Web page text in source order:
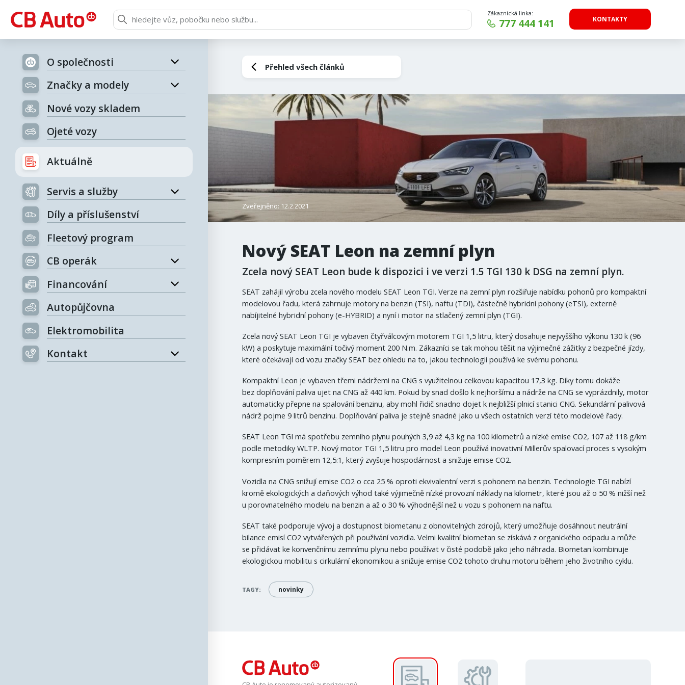
Zákaznická linka:
777 444 141 KONTAKTY
O společnosti
Značky a modely
Nové vozy skladem
Ojeté vozy
Aktuálně
Servis a služby
Díly a příslušenství
Fleetový program
CB operák
Financování
Autopůjčovna
Elektromobilita
Kontakt
Přehled všech článků
Zveřejněno: 12.2.2021
Nový SEAT Leon na zemní plyn
Zcela nový SEAT Leon bude k dispozici i ve verzi 1.5 TGI 130 k DSG na zemní plyn.
SEAT zahájil výrobu zcela nového modelu SEAT Leon TGI. Verze na zemní plyn rozšiřuje nabídku pohonů pro kompaktní
modelovou řadu, která zahrnuje motory na benzin (TSI), naftu (TDI), částečně hybridní pohony (eTSI), externě
nabíjitelné hybridní pohony (e-HYBRID) a nyní i motor na stlačený zemní plyn (TGI).
Zcela nový SEAT Leon TGI je vybaven čtyřválcovým motorem TGI 1,5 litru, který dosahuje nejvyššího výkonu 130 k (96
kW) a poskytuje maximální točivý moment 200 N.m. Zákazníci se tak mohou těšit na výjimečné zážitky z bezpečné jízdy,
které očekávají od vozu značky SEAT bez ohledu na to, jakou technologii používá ke svému pohonu.
Kompaktní Leon je vybaven třemi nádržemi na CNG s využitelnou celkovou kapacitou 17,3 kg. Díky tomu dokáže
bez doplňování paliva ujet na CNG až 440 km. Pokud by snad došlo k nejhoršímu a nádrže na CNG se vyprázdnily, motor
automaticky přepne na spalování benzinu, aby mohl řidič snadno dojet k nejbližší plnicí stanici CNG. Sekundární palivová
nádrž pojme 9 litrů benzinu. Doplňování paliva je stejně snadné jako u všech ostatních verzí této modelové řady.
SEAT Leon TGI má spotřebu zemního plynu pouhých 3,9 až 4,3 kg na 100 kilometrů a nízké emise CO2, 107 až 118 g/km
podle metodiky WLTP. Nový motor TGI 1,5 litru pro model Leon používá inovativní Millerův spalovací proces s vysokým
kompresním poměrem 12,5:1, který zvyšuje hospodárnost a snižuje emise CO2.
Vozidla na CNG snižují emise CO2 o cca 25 % oproti ekvivalentní verzi s pohonem na benzin. Technologie TGI nabízí
kromě ekologických a daňových výhod také výjimečně nízké provozní náklady na kilometr, které jsou až o 50 % nižší než
u porovnatelného modelu na benzin a až o 30 % výhodnější než u vozu s pohonem na naftu.
SEAT také podporuje vývoj a dostupnost biometanu z obnovitelných zdrojů, který umožňuje dosáhnout neutrální
bilance emisí CO2 vytvářených při používání vozidla. Velmi kvalitní biometan se získává z organického odpadu a může
se přidávat ke konvenčnímu zemnímu plynu nebo používat v čisté podobě jako jeho náhrada. Biometan kombinuje
ekologickou mobilitu s cirkulární ekonomikou a snižuje emise CO2 tohoto druhu motoru během jeho životního cyklu.
TAGY: novinky